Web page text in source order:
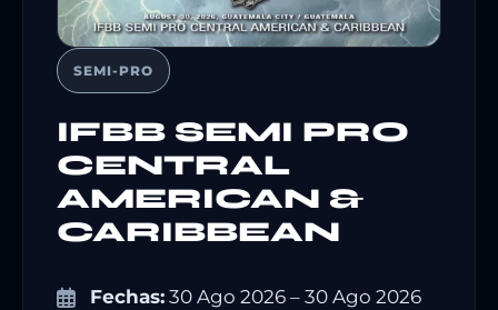
SEMI-PRO
IFBB SEMI PRO
CENTRAL
AMERICAN &
CARIBBEAN
Fechas: 30 Ago 2026 – 30 Ago 2026